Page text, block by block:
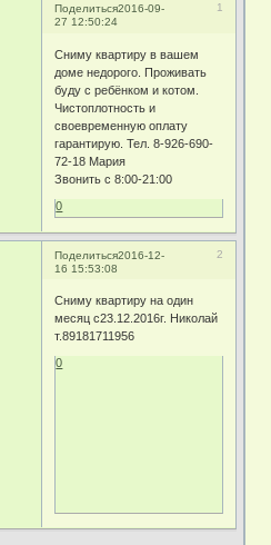
Поделиться 1
2016-09-
27 12:50:24
Сниму квартиру в вашем
доме недорого. Проживать
буду с ребёнком и котом.
Чистоплотность и
своевременную оплату
гарантирую. Тел. 8-926-690-
72-18 Мария
Звонить с 8:00-21:00
0
Поделиться 2
2016-12-
16 15:53:08
Сниму квартиру на один
месяц с23.12.2016г. Николай
т.89181711956
0